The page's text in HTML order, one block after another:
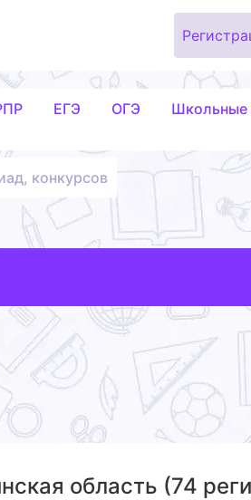
ЕГЭ ОГЭ
Школьные
конкурсов
область (74